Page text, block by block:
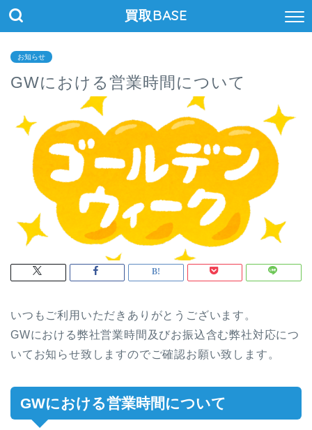
買取BASE
お知らせ
GWにおける営業時間について
いつもご利用いただきありがとうございます。
GWにおける弊社営業時間及びお振込含む弊社対応につ
いてお知らせ致しますのでご確認お願い致します。
GWにおける営業時間について